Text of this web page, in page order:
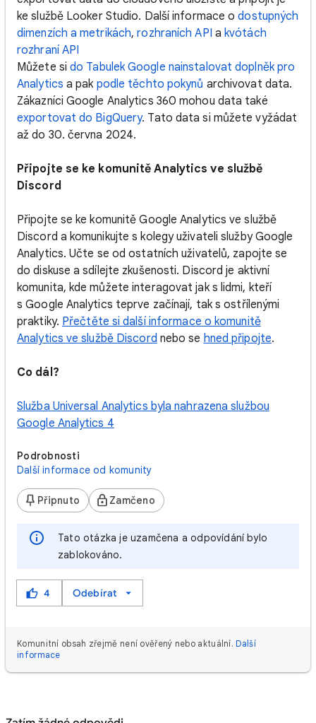
ke službě Looker Studio. Další informace odostupných
dimenzích a metrikách,rozhraních API akvótách
rozhraní API
Můžete si do Tabulek Google nainstalovat doplněk pro
Analytics a pak podle těchto pokynů archivovat data.
Zákazníci Google Analytics 360 mohou data také
exportovat do BigQuery. Tato data si můžete vyžádat
až do 30. června 2024.
Připojte se ke komunitě Analytics ve službě
Discord
Připojte se ke komunitě Google Analytics ve službě
Discord a komunikujte s kolegy uživateli služby Google
Analytics. Učte se od ostatních uživatelů, zapojte se
do diskuse a sdílejte zkušenosti. Discord je aktivní
komunita, kde můžete interagovat jak s lidmi, kteří
s Google Analytics teprve začínají, tak s ostřílenými
praktiky. Přečtěte si další informace o komunitě
Analytics ve službě Discord nebo se hned připojte.
Co dál?
Služba Universal Analytics byla nahrazena službou
Google Analytics 4
Podrobnosti
Další informace od komunity
Připnuto Zamčeno
Tato otázka je uzamčena a odpovídání bylo
zablokováno.
4 Odebírat
Komunitní obsah zřejmě není ověřený nebo aktuální. Další
informace